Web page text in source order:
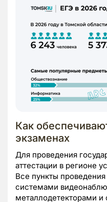
Как
экзаменах
Для проведения
аттестации в регионе
Все пункты
системами
металлодетекторами и